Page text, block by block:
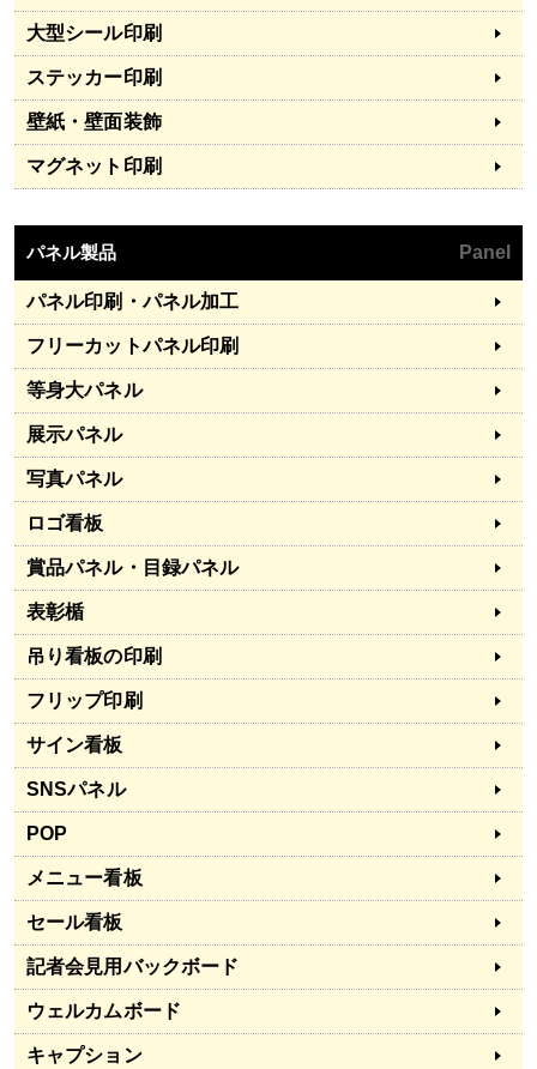
大型シール印刷
ステッカー印刷
壁紙・壁面装飾
マグネット印刷
パネル製品 Panel
パネル印刷・パネル加工
フリーカットパネル印刷
等身大パネル
展示パネル
写真パネル
ロゴ看板
賞品パネル・目録パネル
表彰楯
吊り看板の印刷
フリップ印刷
サイン看板
SNSパネル
POP
メニュー看板
セール看板
記者会見用バックボード
ウェルカムボード
キャプション